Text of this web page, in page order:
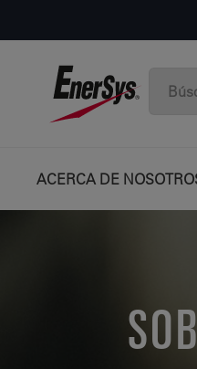
ACERCA DE